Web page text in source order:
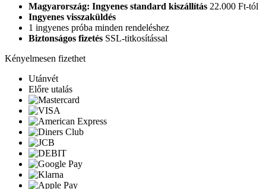
Magyarország: Ingyenes standard kiszállítás 22.000 Ft-tól
Ingyenes visszaküldés
1 ingyenes próba minden rendeléshez
Biztonságos fizetés SSL-titkosítással
Kényelmesen fizethet
Utánvét
Előre utalás